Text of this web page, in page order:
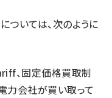
ついては、次のように
、固定価格買取制
力会社が買い取って